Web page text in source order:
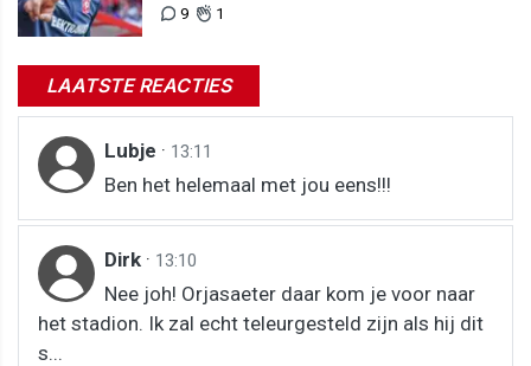
9 1
LAATSTE REACTIES
Lubje · 13:11
Ben het helemaal met jou eens!!!
Dirk · 13:10
Nee joh! Orjasaeter daar kom je voor naar
het stadion. Ik zal echt teleurgesteld zijn als hij dit
s...